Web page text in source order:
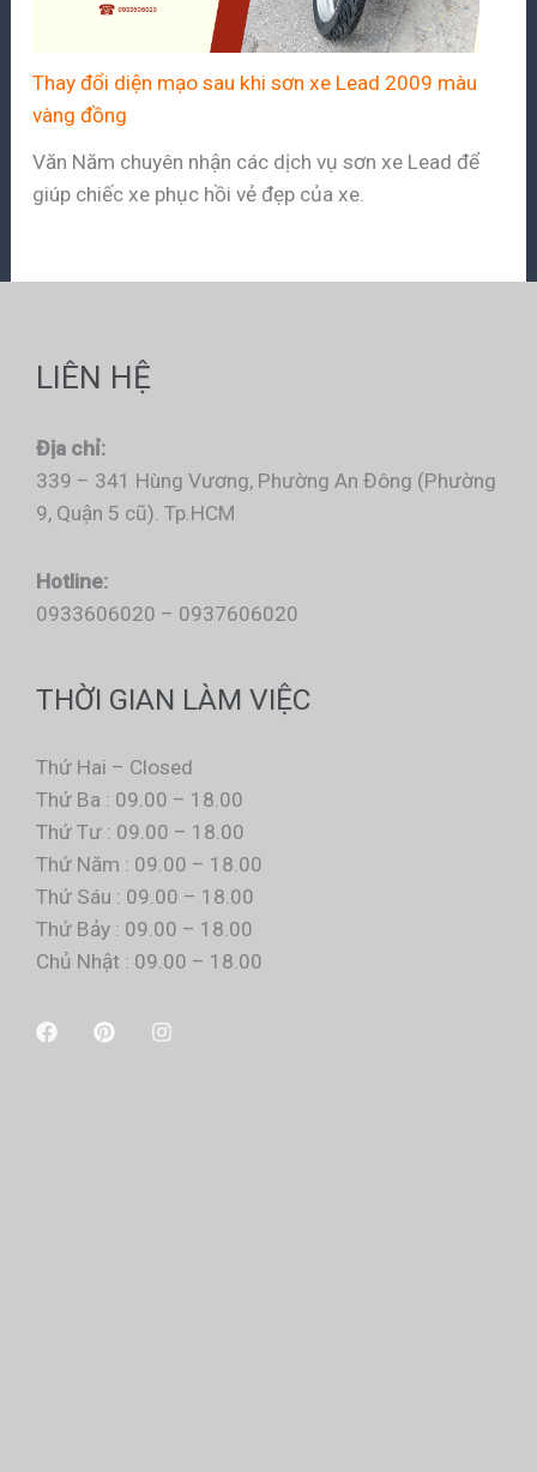
Thay đổi diện mạo sau khi sơn xe Lead 2009 màu
vàng đồng
Văn Năm chuyên nhận các dịch vụ sơn xe Lead để
giúp chiếc xe phục hồi vẻ đẹp của xe.
LIÊN HỆ
Địa chỉ:
339 – 341 Hùng Vương, Phường An Đông (Phường
9, Quận 5 cũ). Tp.HCM
Hotline:
0933606020 – 0937606020
THỜI GIAN LÀM VIỆC
Thứ Hai – Closed
Thứ Ba : 09.00 – 18.00
Thứ Tư : 09.00 – 18.00
Thứ Năm : 09.00 – 18.00
Thứ Sáu : 09.00 – 18.00
Thứ Bảy : 09.00 – 18.00
Chủ Nhật : 09.00 – 18.00